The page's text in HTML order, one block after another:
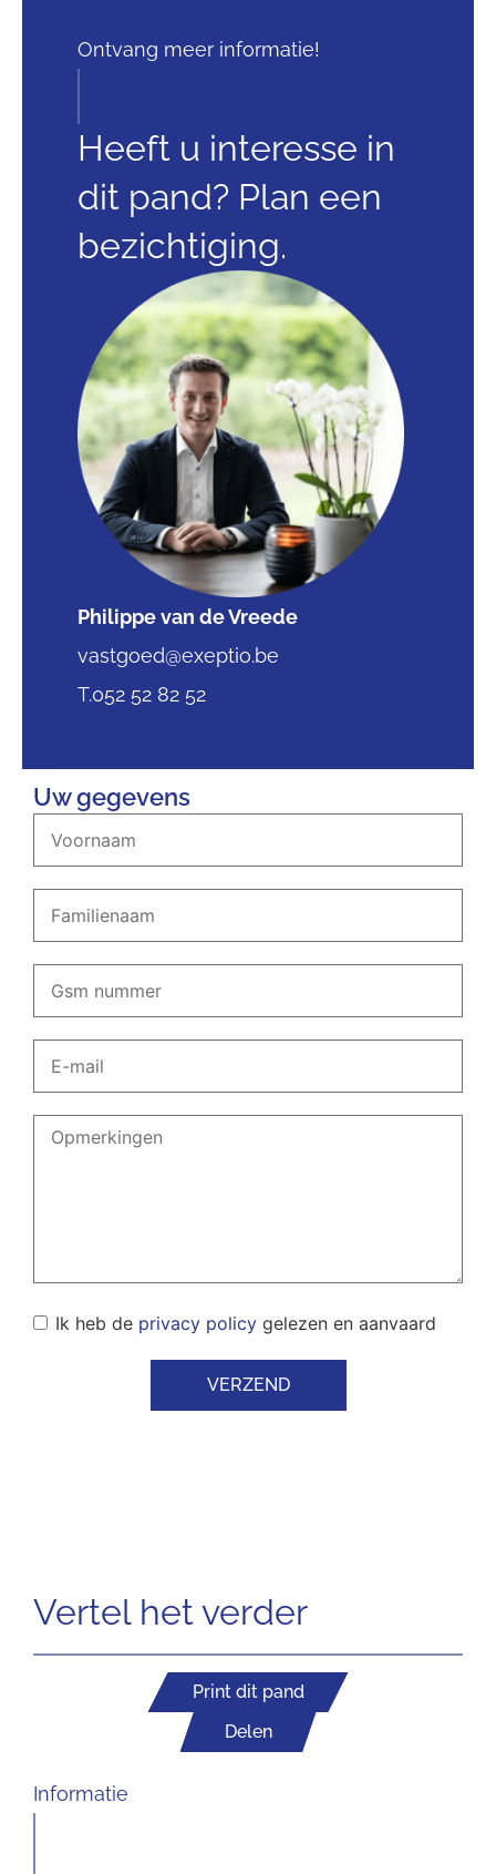
Ontvang meer informatie!
Heeft u interesse in
dit pand? Plan een
bezichtiging.
Philippe van de Vreede
vastgoed@exeptio.be
T.052 52 82 52
Uw gegevens
Ik heb de privacy policy gelezen en aanvaard
VERZEND
Vertel het verder
Print dit pand
Delen
Informatie